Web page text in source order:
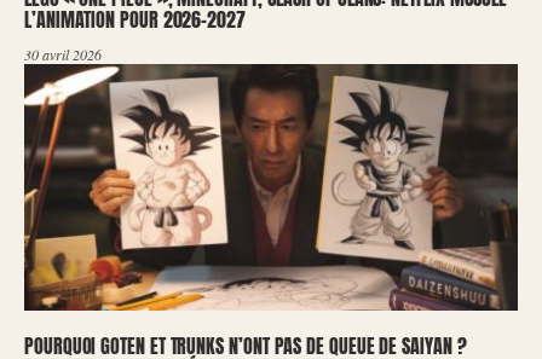
L’ANIMATION POUR 2026-2027
30 avril 2026
POURQUOI GOTEN ET TRUNKS N’ONT PAS DE QUEUE DE SAIYAN ?